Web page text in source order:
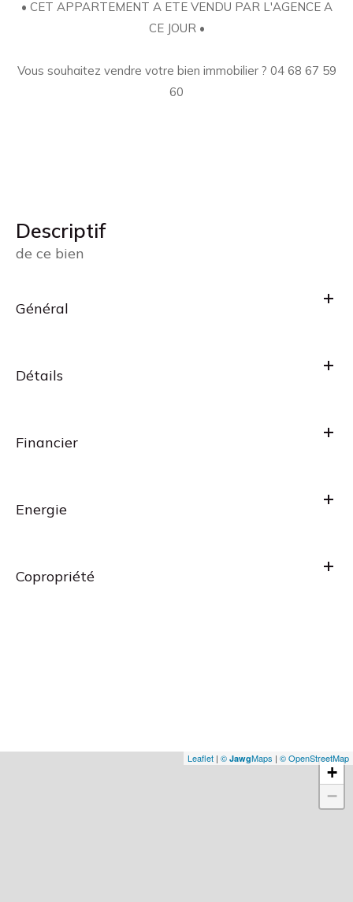
• CET APPARTEMENT A ETE VENDU PAR L'AGENCE A
CE JOUR •
Vous souhaitez vendre votre bien immobilier ? 04 68 67 59
60
descriptif
de ce bien
Général
Détails
Financier
Energie
Copropriété
+
−
Leaflet | © JawgMaps | © OpenStreetMap